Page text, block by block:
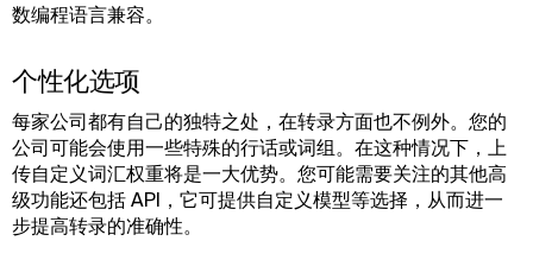
数编程语言兼容。
个性化选项
每家公司都有自己的独特之处，在转录方面也不例外。您的
公司可能会使用一些特殊的行话或词组。在这种情况下，上
传自定义词汇权重将是一大优势。您可能需要关注的其他高
级功能还包括 API，它可提供自定义模型等选择，从而进一
步提高转录的准确性。